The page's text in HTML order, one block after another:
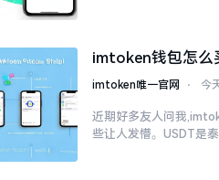
imtoken钱包怎么
imtoken唯一官网 ⋅ 今
近期好多友人问我
些让人发懵。USDT是